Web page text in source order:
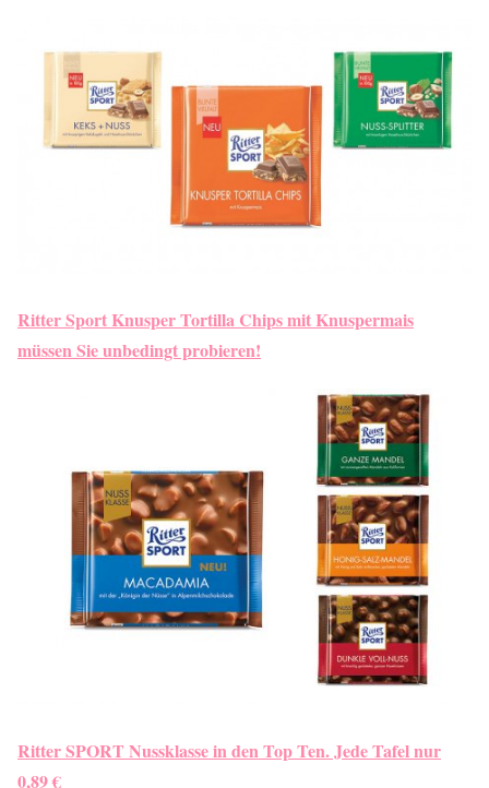
Ritter Sport Knusper Tortilla Chips mit Knuspermais
müssen Sie unbedingt probieren!
Ritter SPORT Nussklasse in den Top Ten. Jede Tafel nur
0,89 €